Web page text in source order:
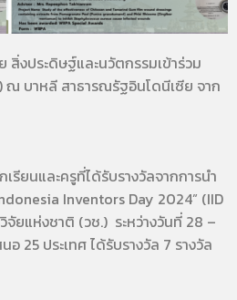
งประดิษฐ์และนวัตกรรมเข้าร่วม
ณ บาหลี สาธารณรัฐอินโดนีเซีย จาก
ยนและครูที่ได้รับรางวัลจากการนํา
Inventors Day 2024” (IID
ยแห่งชาติ (วช.) ระหว่างวันที่ 28 –
25 ประเทศ ได้รับรางวัล 7 รางวัล